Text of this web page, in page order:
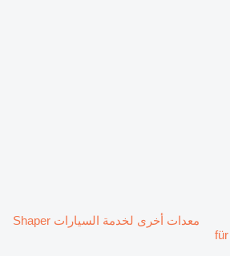
معدات أخرى لخدمة السيارات Shaper